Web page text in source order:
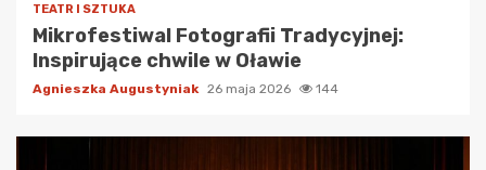
TEATR I SZTUKA
Mikrofestiwal Fotografii Tradycyjnej:
Inspirujące chwile w Oławie
Agnieszka Augustyniak 26 maja 2026 144